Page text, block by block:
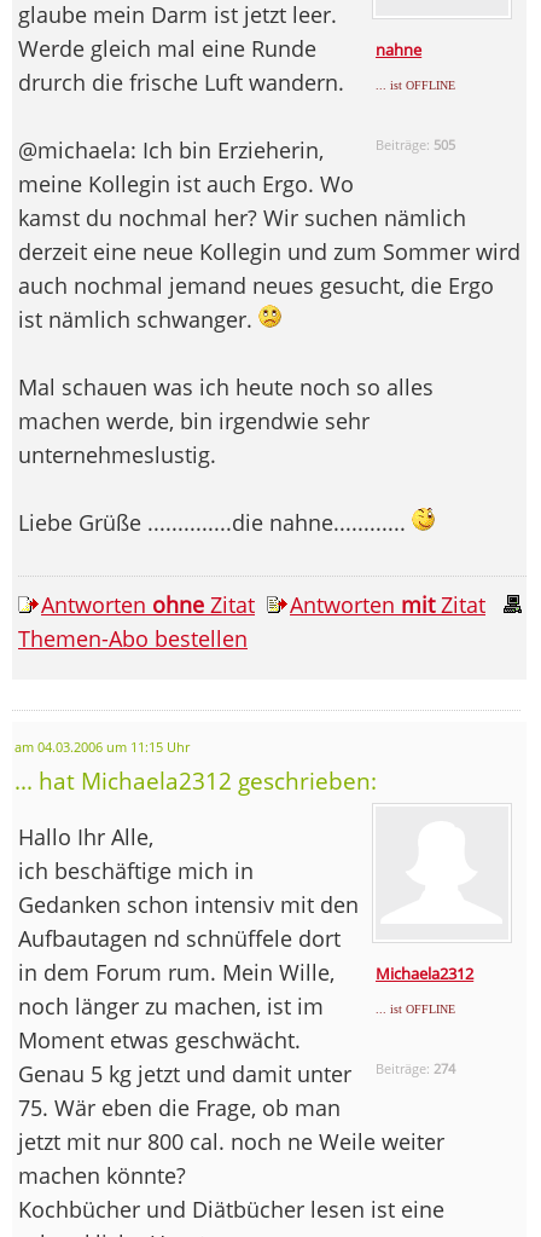
nahne
... ist OFFLINE
Beiträge: 505
glaube mein Darm ist jetzt leer.
Werde gleich mal eine Runde
drurch die frische Luft wandern.
@michaela: Ich bin Erzieherin,
meine Kollegin ist auch Ergo. Wo
kamst du nochmal her? Wir suchen nämlich
derzeit eine neue Kollegin und zum Sommer wird
auch nochmal jemand neues gesucht, die Ergo
ist nämlich schwanger.
Mal schauen was ich heute noch so alles
machen werde, bin irgendwie sehr
unternehmeslustig.
Liebe Grüße ..............die nahne............
Antworten ohne Zitat Antworten mitZitat
Themen-Abo bestellen
am 04.03.2006 um 11:15 Uhr
... hat Michaela2312 geschrieben:
Michaela2312
... ist OFFLINE
Beiträge: 274
Hallo Ihr Alle,
ich beschäftige mich in
Gedanken schon intensiv mit den
Aufbautagen nd schnüffele dort
in dem Forum rum. Mein Wille,
noch länger zu machen, ist im
Moment etwas geschwächt.
Genau 5 kg jetzt und damit unter
75. Wär eben die Frage, ob man
jetzt mit nur 800 cal. noch ne Weile weiter
machen könnte?
Kochbücher und Diätbücher lesen ist eine